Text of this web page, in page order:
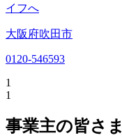
イフへ
大阪府吹田市
0120-546593
1
1
事業主の皆さま